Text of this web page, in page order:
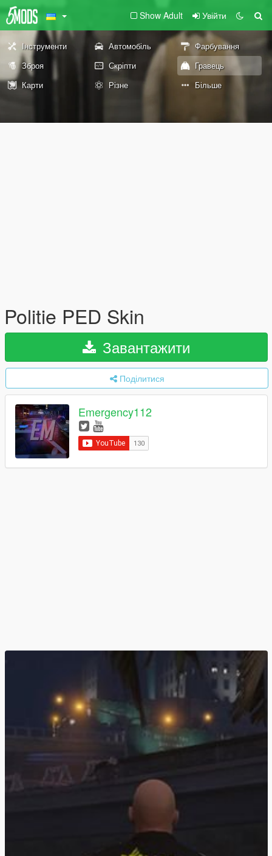
Show Adult Увійти
Інструменти Автомобіль
Фарбування
Зброя
Скріпти
Гравець
Карти
Різне Більше
Politie PED Skin
Завантажити
Поділитися
Emergency112